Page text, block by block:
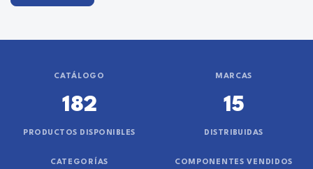
CATÁLOGO
182
PRODUCTOS DISPONIBLES
MARCAS
15
DISTRIBUIDAS
CATEGORÍAS COMPONENTES VENDIDOS